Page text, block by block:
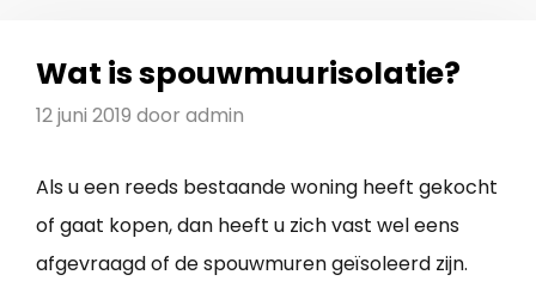
Wat is spouwmuurisolatie?
12 juni 2019 door admin
Als u een reeds bestaande woning heeft gekocht
of gaat kopen, dan heeft u zich vast wel eens
afgevraagd of de spouwmuren geïsoleerd zijn.